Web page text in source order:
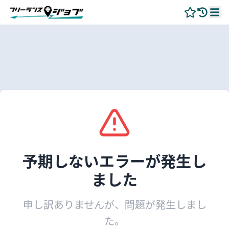
予期しないエラーが発生し
ました
申し訳ありませんが、問題が発生しまし
た。